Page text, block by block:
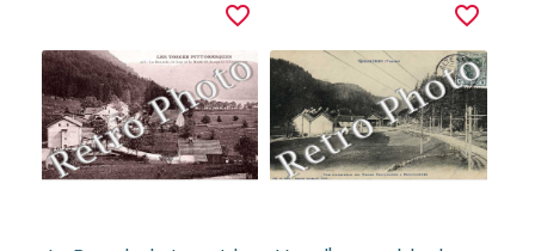
favorite_border favorite_border